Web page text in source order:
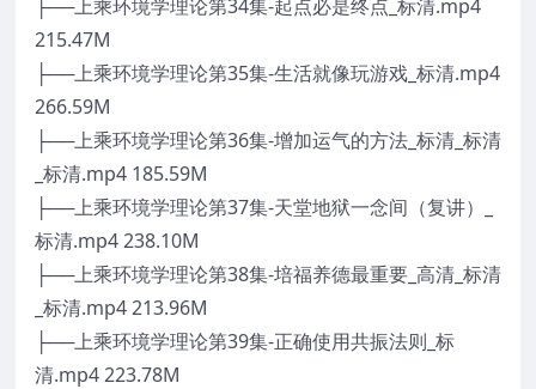
├──上乘环境学理论第34集-起点必是终点_标清.mp4
215.47M
├──上乘环境学理论第35集-生活就像玩游戏_标清.mp4
266.59M
├──上乘环境学理论第36集-增加运气的方法_标清_标清
_标清.mp4 185.59M
├──上乘环境学理论第37集-天堂地狱一念间（复讲）_
标清.mp4 238.10M
├──上乘环境学理论第38集-培福养德最重要_高清_标清
_标清.mp4 213.96M
├──上乘环境学理论第39集-正确使用共振法则_标
清.mp4 223.78M